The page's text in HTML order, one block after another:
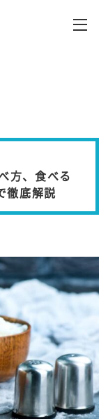
方、食べる
徹底解説